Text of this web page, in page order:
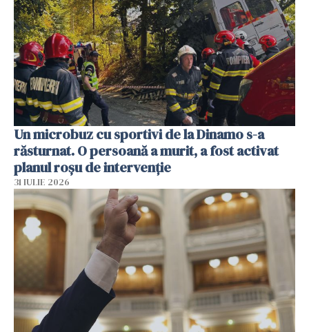
Un microbuz cu sportivi de la Dinamo s-a
răsturnat. O persoană a murit, a fost activat
planul roșu de intervenție
31 IULIE 2026